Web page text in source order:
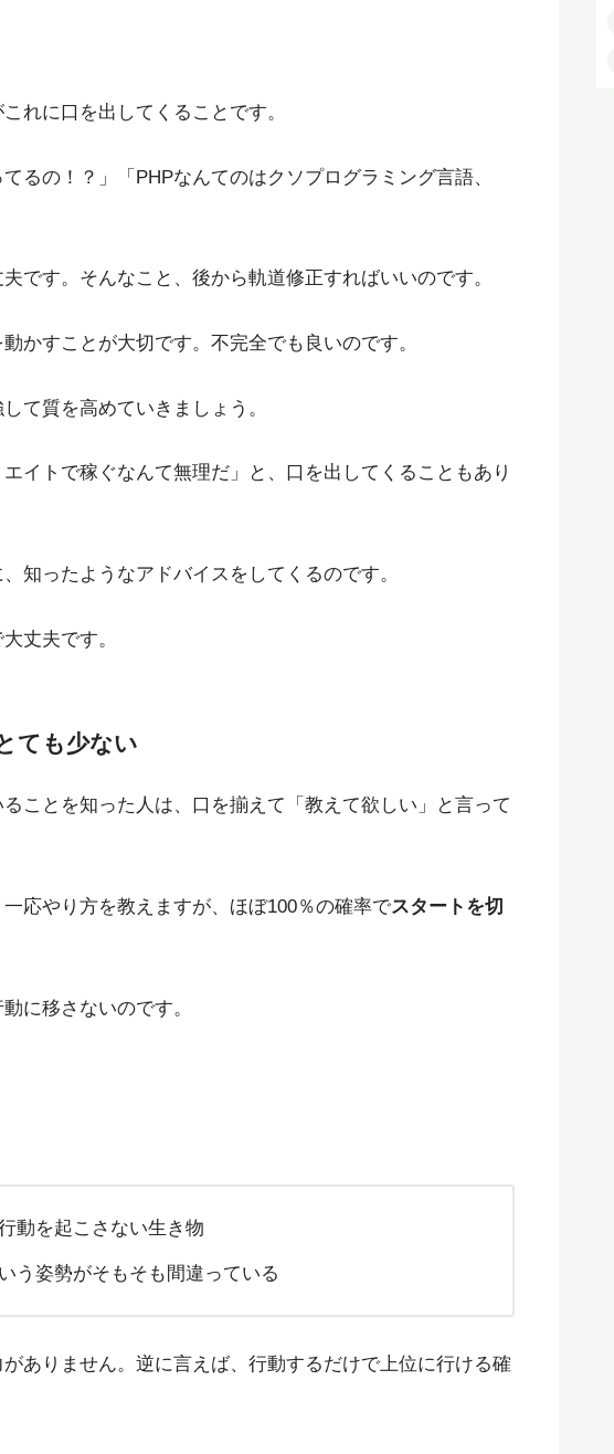
れに口を出してくることです。
るの！？」「PHPなんてのはクソプログラミング言語、
です。そんなこと、後から軌道修正すればいいのです。
かすことが大切です。不完全でも良いのです。
て質を高めていきましょう。
イトで稼ぐなんて無理だ」と、口を出してくることもあり
知ったようなアドバイスをしてくるのです。
丈夫です。
ても少ない
ことを知った人は、口を揃えて「教えて欲しい」と言って
応やり方を教えますが、ほぼ100％の確率でスタートを切
に移さないのです。
動を起こさない生き物
う姿勢がそもそも間違っている
ありません。逆に言えば、行動するだけで上位に行ける確